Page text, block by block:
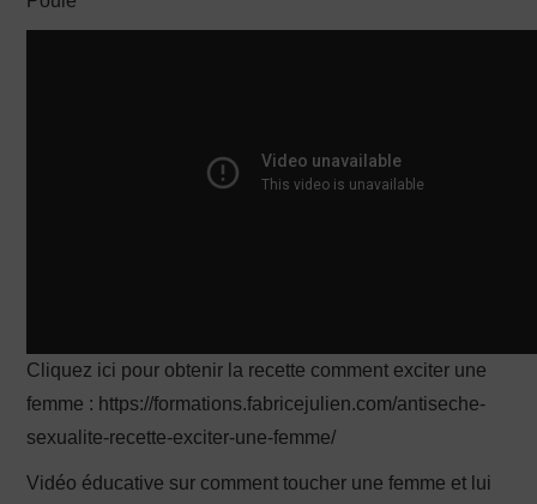
Cliquez ici pour obtenir la recette comment exciter une
femme : https://formations.fabricejulien.com/antiseche-
sexualite-recette-exciter-une-femme/
Vidéo éducative sur comment toucher une femme et lui